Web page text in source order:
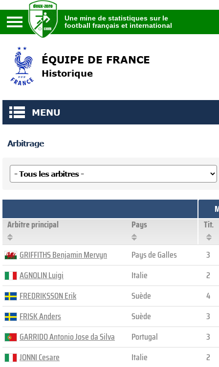
football français et international
Une mine de statistiques sur le
football français et international
ÉQUIPE DE FRANCE
Historique
MENU
Arbitrage
Arbitre principal
GRIFFITHS Benjamin Mervyn
AGNOLIN Luigi
FREDRIKSSON Erik
FRISK Anders
GARRIDO Antonio Jose da Silva
JONNI Cesare
Pays
Tit.
Pays de Galles
3
Italie
2
Suède
4
Suède
3
Portugal
3
Italie
2